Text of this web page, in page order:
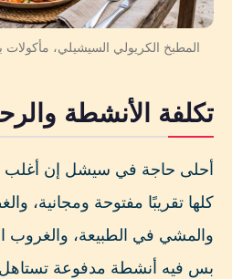
المطبخ الكريولي السيشيلي، مأكولات
تكلفة الأنشطة
أحلى حاجة في سيشل إن أغلب
كلها تقريبًا مفتوحة ومجانية،
والمشي في الطبيعة، والغروب
بس فيه أنشطة مدفوعة تستاهل